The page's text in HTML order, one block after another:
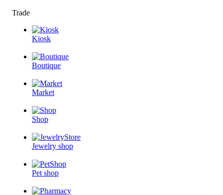
Trade
Kiosk
Boutique
Market
Shop
Jewelry shop
Pet shop